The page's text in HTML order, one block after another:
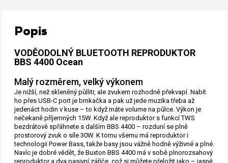
Popis
VODĚODOLNÝ BLUETOOTH REPRODUKTOR
BBS 4400 Ocean
Malý rozměrem, velký výkonem
Je nižší, než skleněný půllitr, ale zvukem rozhodně překvapí. Nabít
ho přes USB-C port je brnkačka a pak už jede muzika třeba až
jedenáct hodin v kuse – to když máte volume na půlce. Výkon je
nečekaně příjemných 15W. Když ale reproduktor s funkcí TWS
bezdrátově spřáhnete s dalším BBS 4400 – rozduní se plně
prostorový zvuk o síle 30W. K tomu všemu má reproduktor i
technologii Power Bass, takže basy jsou vážně hodně výživné a plné.
Navíc je dobré vědět, že Buxton BBS 4400 má v sobě plnorozsahový
reproduktor a dva pasivní zářiče, což si můžete přeložit jako – jasně,